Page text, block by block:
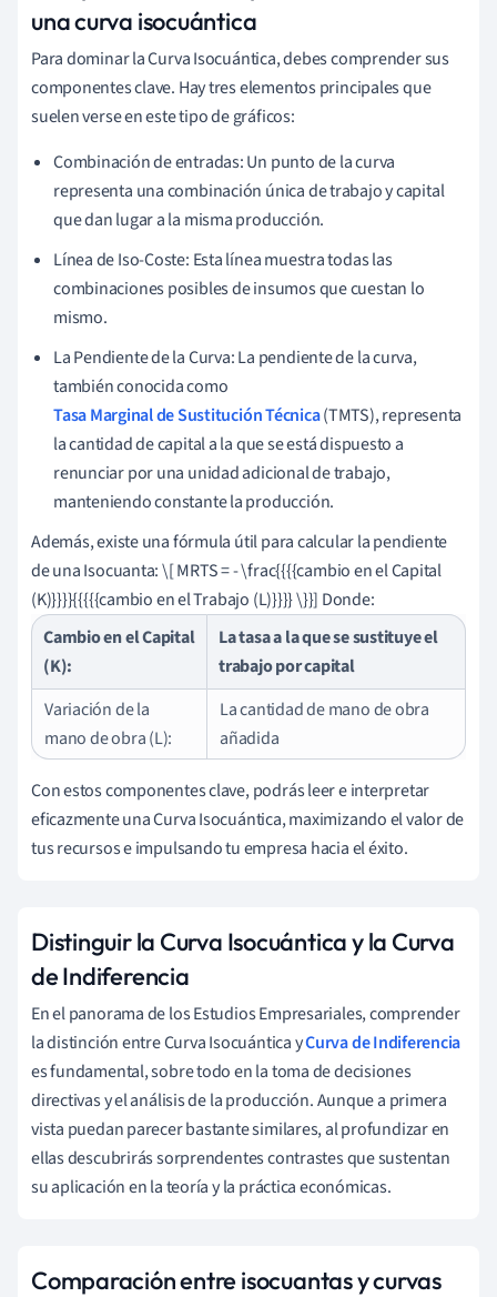
una curva isocuántica
Para dominar la Curva Isocuántica, debes comprender sus
componentes clave. Hay tres elementos principales que
suelen verse en este tipo de gráficos:
Combinación de entradas: Un punto de la curva
representa una combinación única de trabajo y capital
que dan lugar a la misma producción.
Línea de Iso-Coste: Esta línea muestra todas las
combinaciones posibles de insumos que cuestan lo
mismo.
La Pendiente de la Curva: La pendiente de la curva,
también conocida como
Tasa Marginal de Sustitución Técnica(TMTS), representa
la cantidad de capital a la que se está dispuesto a
renunciar por una unidad adicional de trabajo,
manteniendo constante la producción.
Además, existe una fórmula útil para calcular la pendiente
de una Isocuanta: \[ MRTS = - \frac{{{{cambio en el Capital
(K)}}}}{{{{{cambio en el Trabajo (L)}}}} \}}] Donde:
Cambio en el Capital
(K):
La tasa a la que se sustituye el
trabajo por capital
Variación de la
mano de obra (L):
La cantidad de mano de obra
añadida
Con estos componentes clave, podrás leer e interpretar
eficazmente una Curva Isocuántica, maximizando el valor de
tus recursos e impulsando tu empresa hacia el éxito.
Distinguir la Curva Isocuántica y la Curva
de Indiferencia
En el panorama de los Estudios Empresariales, comprender
la distinción entre Curva Isocuántica yCurva de Indiferencia
es fundamental, sobre todo en la toma de decisiones
directivas y el análisis de la producción. Aunque a primera
vista puedan parecer bastante similares, al profundizar en
ellas descubrirás sorprendentes contrastes que sustentan
su aplicación en la teoría y la práctica económicas.
Comparación entre isocuantas y curvas